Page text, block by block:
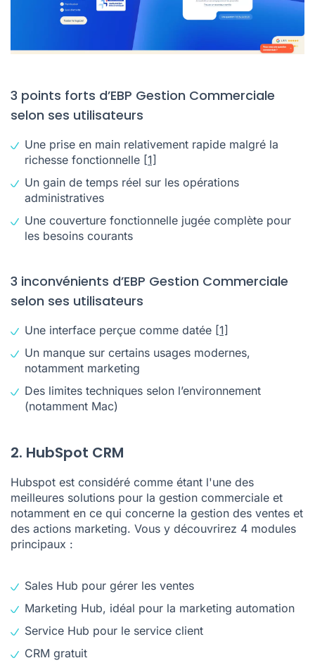
3 points forts d’EBP Gestion Commerciale
selon ses utilisateurs
Une prise en main relativement rapide malgré la
richesse fonctionnelle [1]
Un gain de temps réel sur les opérations
administratives
Une couverture fonctionnelle jugée complète pour
les besoins courants
3 inconvénients d’EBP Gestion Commerciale
selon ses utilisateurs
Une interface perçue comme datée [1]
Un manque sur certains usages modernes,
notamment marketing
Des limites techniques selon l’environnement
(notamment Mac)
2. HubSpot CRM
Hubspot est considéré comme étant l'une des
meilleures solutions pour la gestion commerciale et
notamment en ce qui concerne la gestion des ventes et
des actions marketing. Vous y découvrirez 4 modules
principaux :
Sales Hub pour gérer les ventes
Marketing Hub, idéal pour la marketing automation
Service Hub pour le service client
CRM gratuit